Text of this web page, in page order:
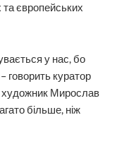
та європейських
у нас, бо
говорить куратор
художник Мирослав
більше, ніж